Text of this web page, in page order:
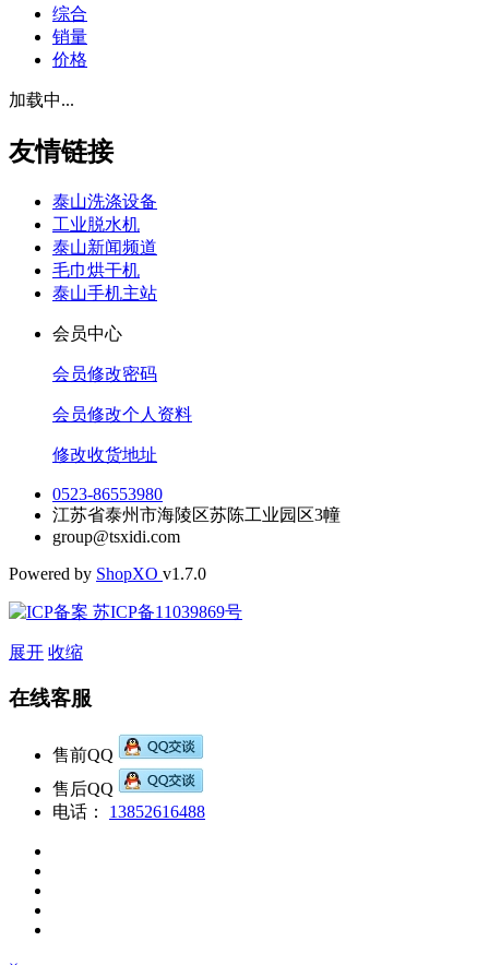
综合
销量
价格
加载中...
友情链接
泰山洗涤设备
工业脱水机
泰山新闻频道
毛巾烘干机
泰山手机主站
会员中心
会员修改密码
会员修改个人资料
修改收货地址
0523-86553980
江苏省泰州市海陵区苏陈工业园区3幢
group@tsxidi.com
Powered by ShopXO v1.7.0
苏ICP备11039869号
展开 收缩
在线客服
售前QQ
售后QQ
电话：
13852616488